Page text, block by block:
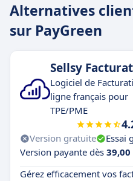
Alternatives
sur PayGreen
Sellsy
Logiciel de
ligne français pour
TPE/PME
Version gratuite Essai
Version payante dès
Gérez efficacement vos